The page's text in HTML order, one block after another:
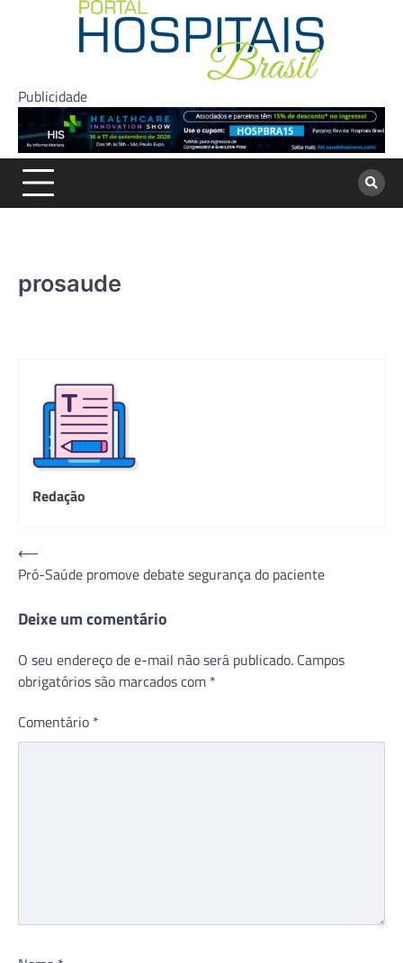
Publicidade
prosaude
Redação
Navegação
de
Post
⟵
Pró-Saúde promove debate segurança do paciente
Deixe um comentário
O seu endereço de e-mail não será publicado. Campos
obrigatórios são marcados com *
Comentário *